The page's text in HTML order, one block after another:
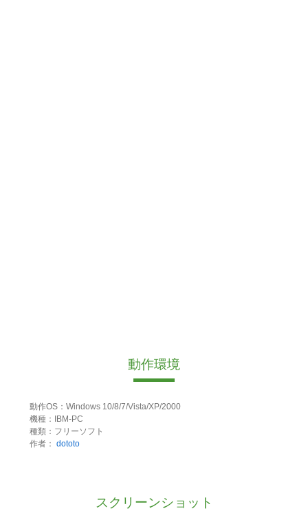
動作環境
動作OS：Windows 10/8/7/Vista/XP/2000
機種：IBM-PC
種類：フリーソフト
作者： dototo
スクリーンショット